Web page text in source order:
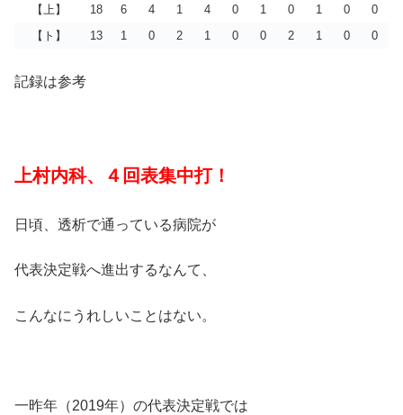
【上】
18 6 4 1 4 0 1 0 1 0
0
【ト】
13 1 0 2 1 0 0 2 1 0 0
記録は参考
上村内科、４回表集中打！
日頃、透析で通っている病院が
代表決定戦へ進出するなんて、
こんなにうれしいことはない。
一昨年（2019年）の代表決定戦では